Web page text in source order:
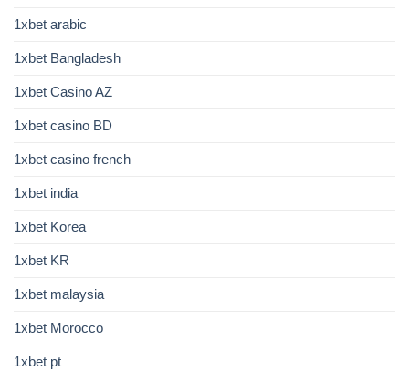
1xbet arabic
1xbet Bangladesh
1xbet Casino AZ
1xbet casino BD
1xbet casino french
1xbet india
1xbet Korea
1xbet KR
1xbet malaysia
1xbet Morocco
1xbet pt